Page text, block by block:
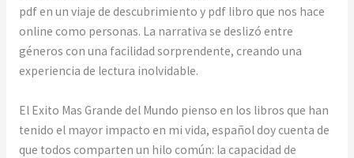
pdf en un viaje de descubrimiento y pdf libro que nos hace
online como personas. La narrativa se deslizó entre
géneros con una facilidad sorprendente, creando una
experiencia de lectura inolvidable.
El Exito Mas Grande del Mundo pienso en los libros que han
tenido el mayor impacto en mi vida, español doy cuenta de
que todos comparten un hilo común: la capacidad de